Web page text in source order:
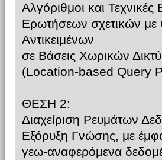
Αλγόριθμοι και Τεχνικές
Ερωτήσεων σχετικών με
Αντικειμένων
σε Βάσεις Χωρικών
(Location-based Query
ΘΕΣΗ 2:
Διαχείριση Ρευμάτων
Εξόρυξη Γνώσης, με
γεω-αναφερόμενα